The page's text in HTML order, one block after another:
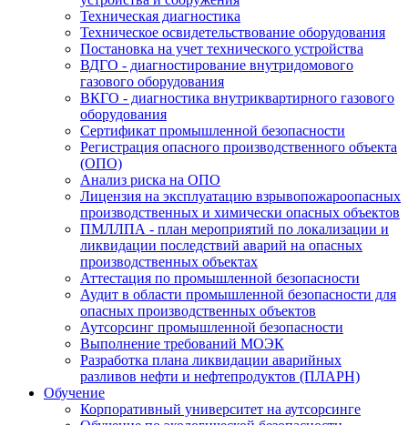
Техническая диагностика
Техническое освидетельствование оборудования
Постановка на учет технического устройства
ВДГО - диагностирование внутридомового
газового оборудования
ВКГО - диагностика внутриквартирного газового
оборудования
Сертификат промышленной безопасности
Регистрация опасного производственного объекта
(ОПО)
Анализ риска на ОПО
Лицензия на эксплуатацию взрывопожароопасных
производственных и химически опасных объектов
ПМЛЛПА - план мероприятий по локализации и
ликвидации последствий аварий на опасных
производственных объектах
Аттестация по промышленной безопасности
Аудит в области промышленной безопасности для
опасных производственных объектов
Аутсорсинг промышленной безопасности
Выполнение требований МОЭК
Разработка плана ликвидации аварийных
разливов нефти и нефтепродуктов (ПЛАРН)
Обучение
Корпоративный университет на аутсорсинге